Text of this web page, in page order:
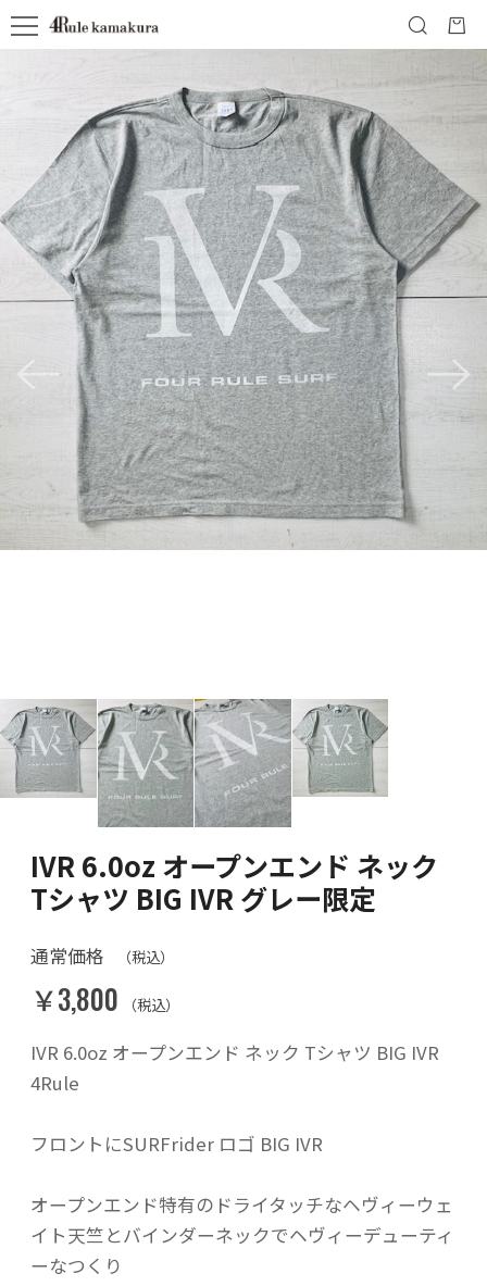
IVR 6.0oz オープンエンド ネック
Tシャツ BIG IVR グレー限定
通常価格 （税込）
￥3,800 （税込）
IVR 6.0oz オープンエンド ネック Tシャツ BIG IVR
4Rule
フロントにSURFrider ロゴ BIG IVR
オープンエンド特有のドライタッチなヘヴィーウェ
イト天竺とバインダーネックでヘヴィーデューティ
ーなつくり